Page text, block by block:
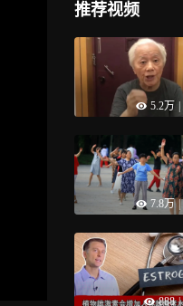
推荐视频
5.2万
7.8万
888 |